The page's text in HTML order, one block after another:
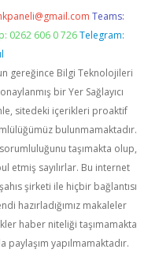
Teams:
0262 606 0 726 Telegram:
gereğince Bilgi Teknolojileri
bir Yer Sağlayıcı
sitedeki içerikleri proaktif
bulunmamaktadır.
taşımakta olup,
etmiş sayılırlar. Bu internet
şirketi ile hiçbir bağlantısı
hazırladığımız makaleler
haber niteliği taşımamakta
paylaşım yapılmamaktadır.